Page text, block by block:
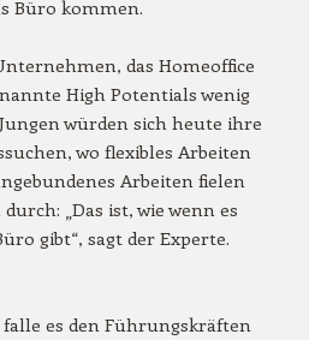
Büro kommen.
das Homeoffice
High Potentials wenig
würden sich heute ihre
wo flexibles Arbeiten
Arbeiten fielen
„Das ist, wie wenn es
gibt“, sagt der Experte.
es den Führungskräften